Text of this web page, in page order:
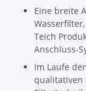
Eine breite
Teich
Anschluss-
Im Laufe
qualitativen